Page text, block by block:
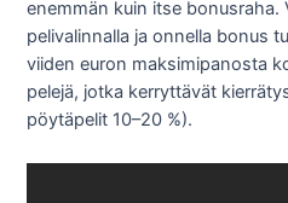
enemmän kuin itse bonusraha.
pelivalinnalla ja onnella bonus
viiden euron maksimipanosta
pelejä, jotka kerryttävät
pöytäpelit 10–20 %).